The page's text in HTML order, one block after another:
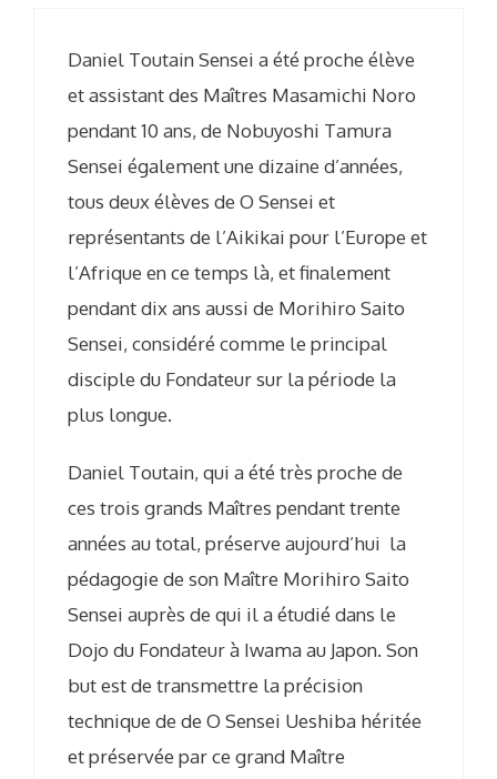
Daniel Toutain Sensei a été proche élève
et assistant des Maîtres Masamichi Noro
pendant 10 ans, de Nobuyoshi Tamura
Sensei également une dizaine d’années,
tous deux élèves de O Sensei et
représentants de l’Aikikai pour l’Europe et
l’Afrique en ce temps là, et finalement
pendant dix ans aussi de Morihiro Saito
Sensei, considéré comme le principal
disciple du Fondateur sur la période la
plus longue.
Daniel Toutain, qui a été très proche de
ces trois grands Maîtres pendant trente
années au total, préserve aujourd’hui la
pédagogie de son Maître Morihiro Saito
Sensei auprès de qui il a étudié dans le
Dojo du Fondateur à Iwama au Japon. Son
but est de transmettre la précision
technique de de O Sensei Ueshiba héritée
et préservée par ce grand Maître